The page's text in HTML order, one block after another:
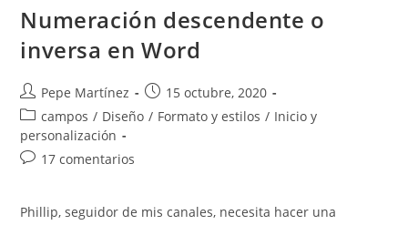
Guía
Completa
Entenderlos
Y
Numeración descendente o
inversa en Word
Autor
de
la
entrada:
Pepe Martínez
Publicación
de
15 octubre, 2020
Categoría
de
la
campos / Diseño / Formato y estilos / Inicio y
personalización
Comentarios
entrada:
17 comentarios
Phillip, seguidor de mis canales, necesita hacer una